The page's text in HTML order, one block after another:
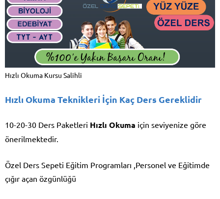
Hızlı Okuma Kursu Salihli
Hızlı Okuma Teknikleri İçin Kaç Ders Gereklidir
10-20-30 Ders Paketleri Hızlı Okuma için seviyenize göre
önerilmektedir.
Özel Ders Sepeti Eğitim Programları ,Personel ve Eğitimde
çığır açan özgünlüğü